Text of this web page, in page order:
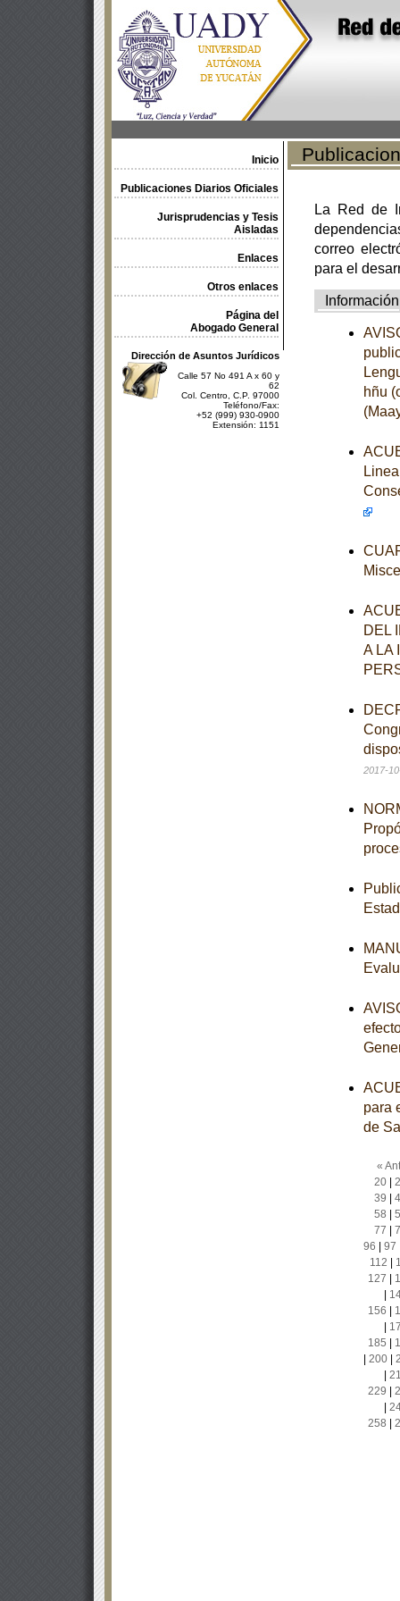
Inicio
Publicaciones Diarios Oficiales
Jurisprudencias y Tesis
Aisladas
Enlaces
Otros enlaces
Página del
Abogado General
Dirección de Asuntos Jurídicos
Calle 57 No 491 A x 60 y
62
Col. Centro, C.P. 97000
Teléfono/Fax:
+52 (999) 930-0900
Extensión: 1151
La Red de
correo
para el
Información
hñu
DEL
A LA
2017-
para
de
«
20|
39
58
77
96
97
112
127
156
185
200|
229
258